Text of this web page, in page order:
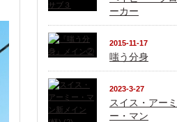
ーカー
2015-11-17
嗤う分身
2023-3-27
スイス・アーミ
ー・マン